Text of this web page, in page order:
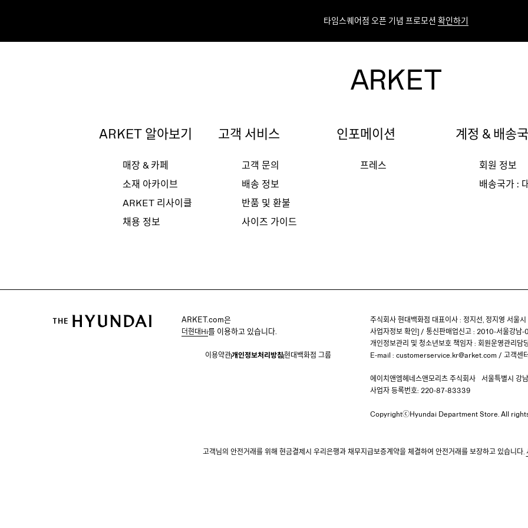
타임스퀘어점 오픈 기념 프로모션 확인하기
ARKET 알아보기
매장 & 카페
소재 아카이브
ARKET 리사이클
채용 정보
고객 서비스
고객 문의
배송 정보
반품 및 환불
사이즈 가이드
인포메이션
프레스
계정 & 배송
회원 정보
배송국가 :
ARKET.com은
더현대Hi를 이용하고 있습니다.
이용약관개인정보처리방침현대백화점 그룹
주식회사 현대백화점 대표이사 : 정지선, 정지영 서울
사업자정보 확인] / 통신판매업신고 : 2010-서울강남
개인정보관리 및 청소년보호 책임자 : 회원운영관리담
E-mail : customerservice.kr@arket.com / 고객센
에이치앤엠헤네스앤모리츠 주식회사 서울특별시 강
사업자 등록번호: 220-87-83339
CopyrightⓒHyundai Department Store. All
고객님의 안전거래를 위해 현금결제시 우리은행과 채무지급보증계약을 체결하여 안전거래를 보장하고 있습니다.